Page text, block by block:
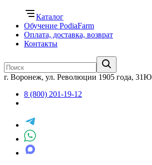
Каталог
Обучение PodiaFarm
Оплата, доставка, возврат
Контакты
г. Воронеж, ул. Революции 1905 года, 31Ю
8 (800) 201-19-12